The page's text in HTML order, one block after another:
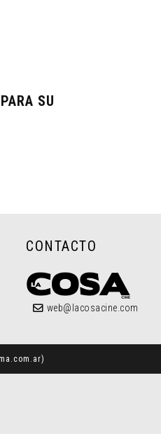
SU
CONTACTO
web@lacosacine.com
)